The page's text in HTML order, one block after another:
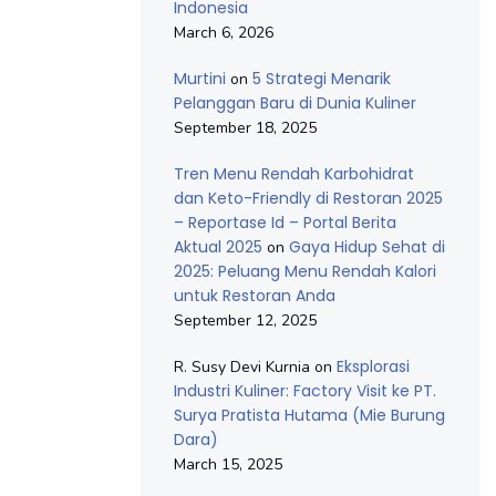
Indonesia
March 6, 2026
Murtini on 5 Strategi Menarik
Pelanggan Baru di Dunia Kuliner
September 18, 2025
Tren Menu Rendah Karbohidrat
dan Keto-Friendly di Restoran 2025
– Reportase Id – Portal Berita
Aktual 2025 on Gaya Hidup Sehat di
2025: Peluang Menu Rendah Kalori
untuk Restoran Anda
September 12, 2025
R. Susy Devi Kurnia on Eksplorasi
Industri Kuliner: Factory Visit ke PT.
Surya Pratista Hutama (Mie Burung
Dara)
March 15, 2025